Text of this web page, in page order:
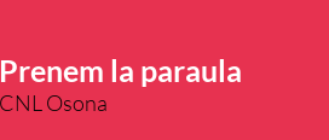
Prenem la paraula
CNL Osona